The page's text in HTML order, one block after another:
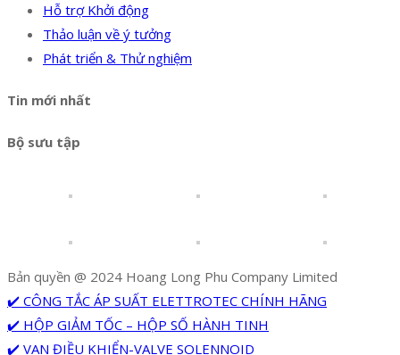
Hỗ trợ Khởi động
Thảo luận về ý tưởng
Phát triển & Thử nghiệm
Tin mới nhất
Bộ sưu tập
Bản quyền @ 2024 Hoang Long Phu Company Limited
✔️ CÔNG TẮC ÁP SUẤT ELETTROTEC CHÍNH HÃNG
✔️ HỘP GIẢM TỐC – HỘP SỐ HÀNH TINH
✔️ VAN ĐIỀU KHIỂN-VALVE SOLENNOID